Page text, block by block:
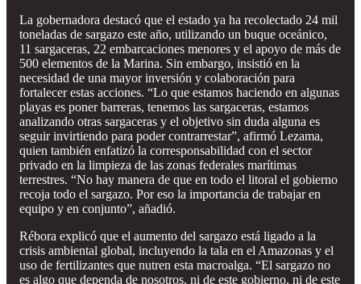
La gobernadora destacó que el estado ya ha recolectado 24 mil
toneladas de sargazo este año, utilizando un buque oceánico,
11 sargaceras, 22 embarcaciones menores y el apoyo de más de
500 elementos de la Marina. Sin embargo, insistió en la
necesidad de una mayor inversión y colaboración para
fortalecer estas acciones. “Lo que estamos haciendo en algunas
playas es poner barreras, tenemos las sargaceras, estamos
analizando otras sargaceras y el objetivo sin duda alguna es
seguir invirtiendo para poder contrarrestar”, afirmó Lezama,
quien también enfatizó la corresponsabilidad con el sector
privado en la limpieza de las zonas federales marítimas
terrestres. “No hay manera de que en todo el litoral el gobierno
recoja todo el sargazo. Por eso la importancia de trabajar en
equipo y en conjunto”, añadió.
Rébora explicó que el aumento del sargazo está ligado a la
crisis ambiental global, incluyendo la tala en el Amazonas y el
uso de fertilizantes que nutren esta macroalga. “El sargazo no
es algo que dependa de nosotros, ni de este gobierno, ni de este